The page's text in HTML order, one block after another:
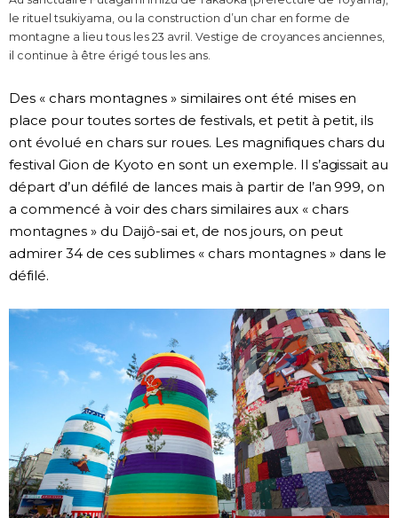
le rituel tsukiyama, ou la construction d’un char en forme de
montagne a lieu tous les 23 avril. Vestige de croyances anciennes,
il continue à être érigé tous les ans.
Des « chars montagnes » similaires ont été mises en
place pour toutes sortes de festivals, et petit à petit, ils
ont évolué en chars sur roues. Les magnifiques chars du
festival Gion de Kyoto en sont un exemple. Il s’agissait au
départ d’un défilé de lances mais à partir de l’an 999, on
a commencé à voir des chars similaires aux « chars
montagnes » du Daijô-sai et, de nos jours, on peut
admirer 34 de ces sublimes « chars montagnes » dans le
défilé.